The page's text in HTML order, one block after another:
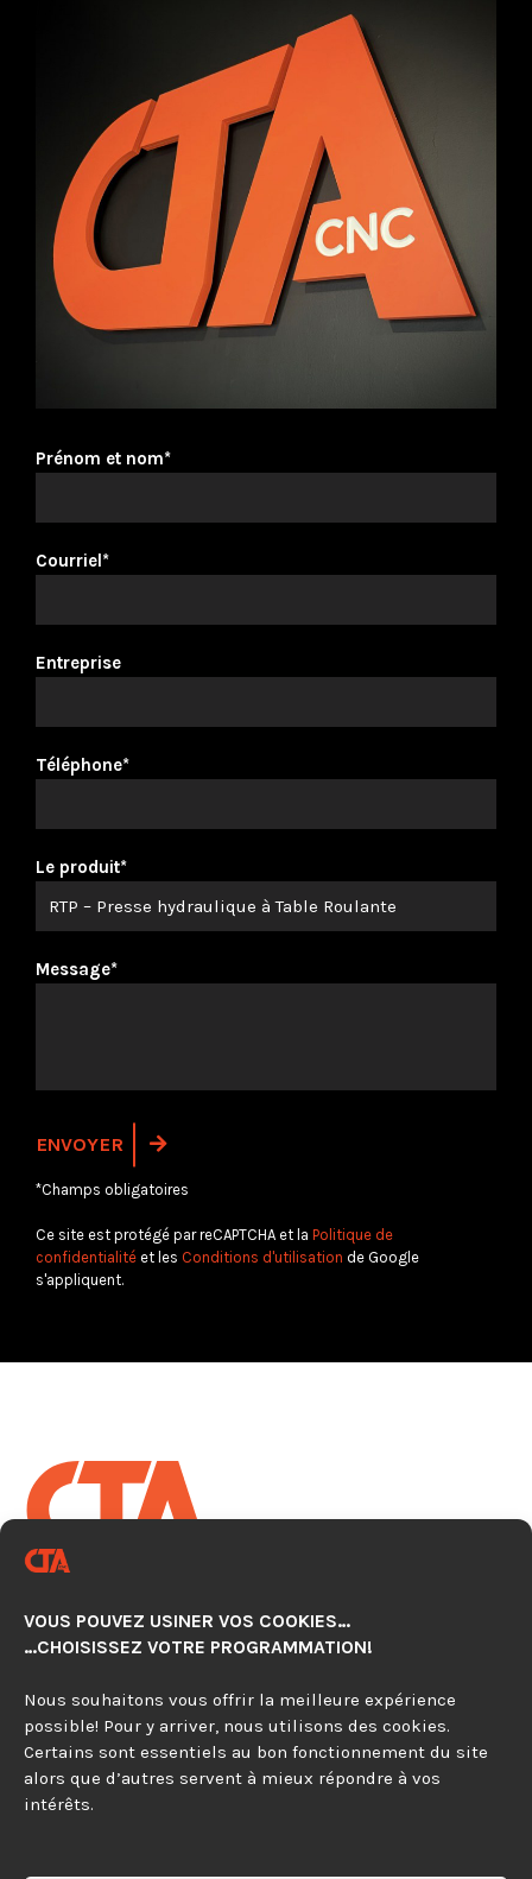
VOUS POUVEZ USINER VOS COOKIES…
…CHOISISSEZ VOTRE PROGRAMMATION!
Nous souhaitons vous offrir la meilleure expérience
possible! Pour y arriver, nous utilisons des cookies.
Certains sont essentiels au bon fonctionnement du site
alors que d’autres servent à mieux répondre à vos
intérêts.
Prénom et nom*
Courriel*
Entreprise
Téléphone*
Le produit*
Message*
*Champs obligatoires
Ce site est protégé par reCAPTCHA et la Politique de
confidentialité et les Conditions d'utilisation de Google
s'appliquent.
AUTOMATISATION CNC
920, avenue Simard, Suite 103
450 279-0315
844 297-4479
Contactez-nous